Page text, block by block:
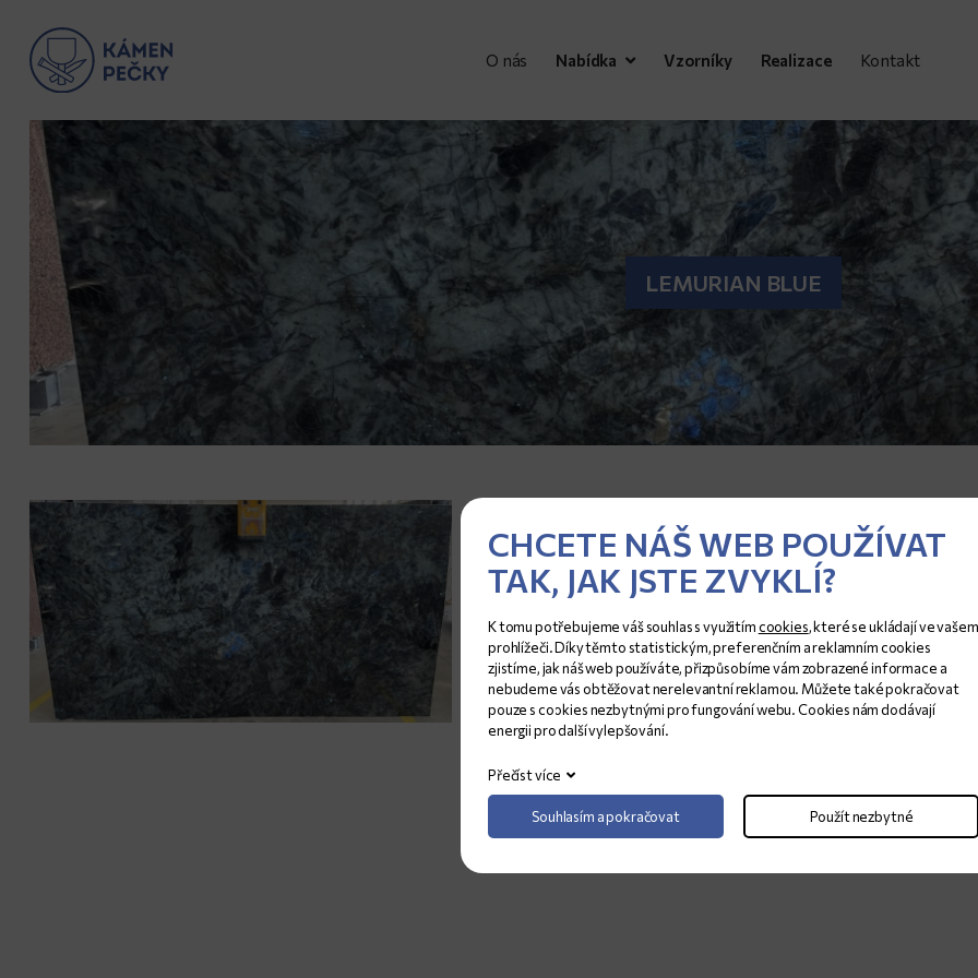
O nás Nabídka Vzorníky Realizace Kontakt
LEMURIAN BLUE
2 307x171
CHCETE NÁŠ WEB POUŽÍVAT
TAK, JAK JSTE ZVYKLÍ?
K tomu potřebujeme váš souhlas s využitímcookies, které se ukládají ve vašem
prohlížeči. Díky těmto statistickým, preferenčním a reklamním cookies
zjistíme, jak náš web používáte, přizpůsobíme vám zobrazené informace a
nebudeme vás obtěžovat nerelevantní reklamou. Můžete také pokračovat
pouze s cookies nezbytnými pro fungování webu. Cookies nám dodávají
energii pro další vylepšování.
Přečíst více
Souhlasím a pokračovat Použít nezbytné